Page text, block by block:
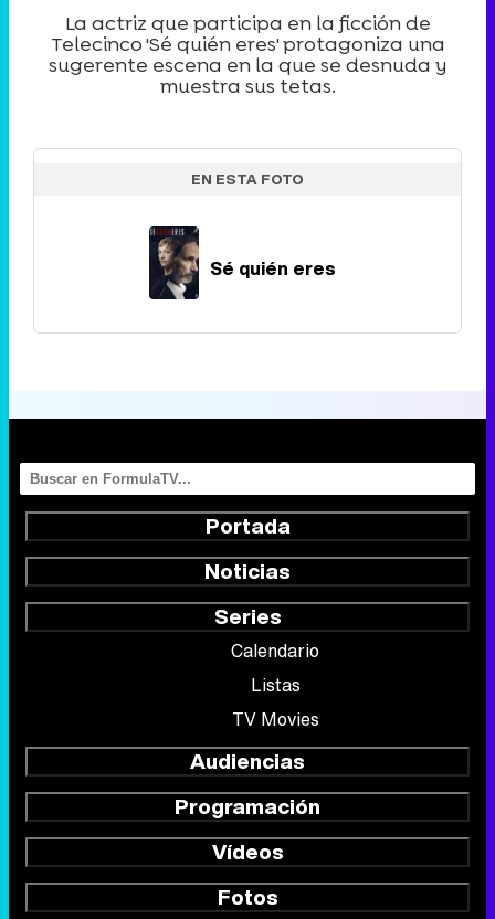
La actriz que participa en la ficción de
Telecinco 'Sé quién eres' protagoniza una
sugerente escena en la que se desnuda y
muestra sus tetas.
EN ESTA FOTO
Sé quién eres
Portada
Noticias
Series
Calendario
Listas
TV Movies
Audiencias
Programación
Vídeos
Fotos